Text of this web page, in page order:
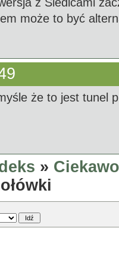
może to być
że to jest tunel
»